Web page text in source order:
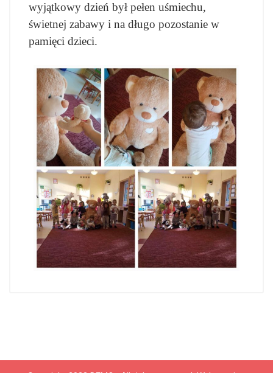
wyjątkowy dzień był pełen uśmiechu,
świetnej zabawy i na długo pozostanie w
pamięci dzieci.